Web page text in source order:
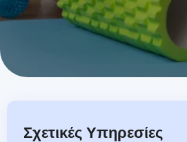
Σχετικές Υπηρεσίες
font_download Mark links